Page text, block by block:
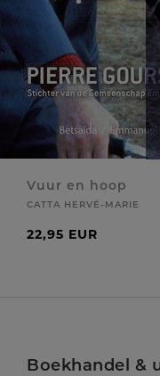
Vuur en hoop
CATTA HERVÉ-MARIE
22,95 EUR
Boekhandel &